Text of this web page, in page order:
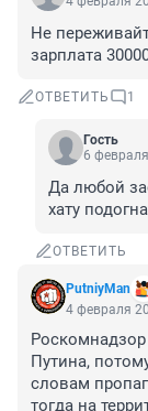
Не
зарплата
ОТВЕТИТЬ 1
Гость
6
Да любой
хату
ОТВЕТИТЬ
PutniyMan
4 февраля
Путина,
словам
тогда на